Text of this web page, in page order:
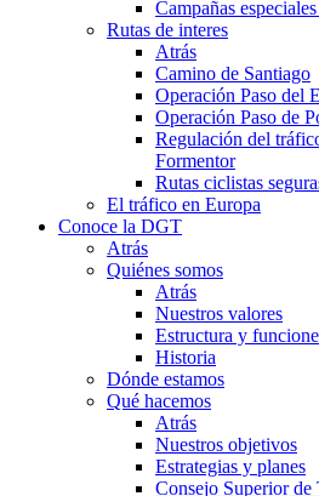
Campañas
Rutas de interes
Atrás
Camino de Santiago
Operación Paso del
Operación Paso de
Regulación del
Formentor
Rutas ciclistas
El tráfico en Europa
Conoce la DGT
Atrás
Quiénes somos
Atrás
Nuestros valores
Estructura y
Historia
Dónde estamos
Qué hacemos
Atrás
Nuestros objetivos
Estrategias y planes
Consejo Superior